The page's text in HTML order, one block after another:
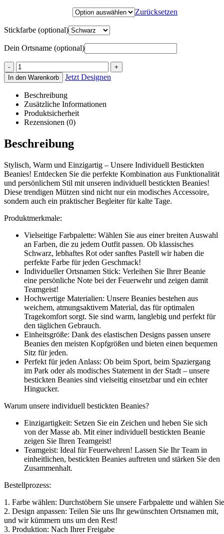
Zurücksetzen
Stickfarbe (optional)
Dein Ortsname (optional)
-
+
In den Warenkorb
Jetzt Designen
Beschreibung
Zusätzliche Informationen
Produktsicherheit
Rezensionen (0)
Beschreibung
Stylisch, Warm und Einzigartig – Unsere Individuell Bestickten
Beanies! Entdecken Sie die perfekte Kombination aus Funktionalität
und persönlichem Stil mit unseren individuell bestickten Beanies!
Diese trendigen Mützen sind nicht nur ein modisches Accessoire,
sondern auch ein praktischer Begleiter für kalte Tage.
Produktmerkmale:
Vielseitige Farbpalette: Wählen Sie aus einer breiten Auswahl
an Farben, die zu jedem Outfit passen. Ob klassisches
Schwarz, lebhaftes Rot oder sanftes Pastell wir haben die
perfekte Farbe für jeden Geschmack!
Individueller Ortsnamen Stick: Verleihen Sie Ihrer Beanie
eine persönliche Note bei der Feuerwehr und zeigen damit
Teamgeist!
Hochwertige Materialien: Unsere Beanies bestehen aus
weichem, atmungsaktivem Material, das für optimalen
Tragekomfort sorgt. Sie sind warm, langlebig und perfekt für
den täglichen Gebrauch.
Einheitsgröße: Dank des elastischen Designs passen unsere
Beanies den meisten Kopfgrößen und bieten einen bequemen
Sitz für jeden.
Perfekt für jeden Anlass: Ob beim Sport, beim Spaziergang
im Park oder als modisches Statement in der Stadt – unsere
bestickten Beanies sind vielseitig einsetzbar und ein echter
Hingucker.
Warum unsere individuell bestickten Beanies?
Einzigartigkeit: Setzen Sie ein Zeichen und heben Sie sich
von der Masse ab. Mit einer individuell bestickten Beanie
zeigen Sie Ihren Teamgeist!
Teamgeist: Ideal für Feuerwehren! Lassen Sie Ihr Team in
einheitlichen, bestickten Beanies auftreten und stärken Sie den
Zusammenhalt.
Bestellprozess:
1. Farbe wählen: Durchstöbern Sie unsere Farbpalette und wählen
2. Design anpassen: Teilen Sie uns Ihr gewünschten Ortsnamen mit,
und wir kümmern uns um den Rest!
3. Produktion: Nach Ihrer Freigabe